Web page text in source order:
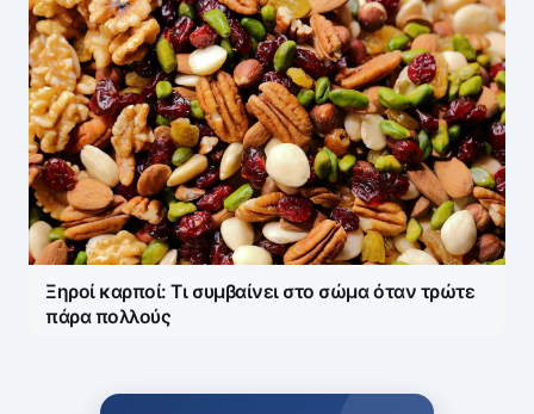
Ξηροί καρποί: Τι συμβαίνει στο σώμα όταν τρώτε
πάρα πολλούς